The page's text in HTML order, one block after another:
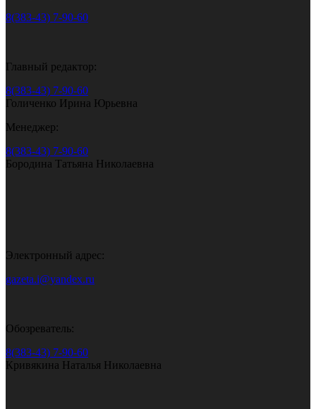
8(383-43) 7-90-60
Главный редактор:
8(383-43) 7-90-60
Голиченко Ирина Юрьевна
Менеджер:
8(383-43) 7-90-60
Бородина Татьяна Николаевна
Электронный адрес:
gazeta.i@yandex.ru
Обозреватель:
8(383-43) 7-90-60
Кривякина Наталья Николаевна